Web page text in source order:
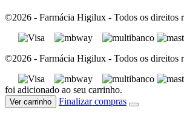
©2026 - Farmácia Higilux - Todos os direitos
©2026 - Farmácia Higilux - Todos os direitos
foi adicionado ao seu carrinho.
Ver carrinho Finalizar compras